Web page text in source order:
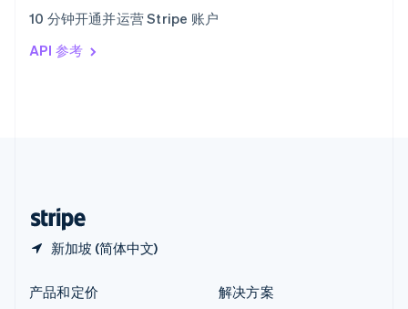
10 分钟开通并运营 Stripe 账户
API 参考
新加坡 (简体中文)
ItalianoEnglish
印度
English
产品和定价
解决方案